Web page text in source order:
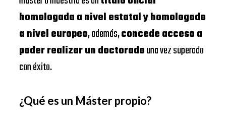
homologada a nivel estatal y homologado
a nivel europeo, además,concede acceso a
poder realizar un doctoradouna vez superado
con éxito.
¿Qué es un Máster propio?